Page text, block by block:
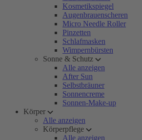
Kosmetikspiegel
Augenbrauenscheren
Micro Needle Roller
Pinzetten
Schlafmasken
Wimpernbürsten
Sonne & Schutz
Alle anzeigen
After Sun
Selbstbräuner
Sonnencreme
Sonnen-Make-up
Körper
Alle anzeigen
Körperpflege
Alle anzeigen